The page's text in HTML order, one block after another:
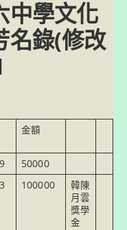
中學文化
名錄(修改
金額
50000
100000
韓陳
月雲
獎學
金